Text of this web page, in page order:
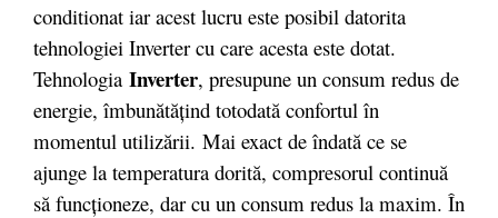
conditionat iar acest lucru este posibil datorita
tehnologiei Inverter cu care acesta este dotat.
Tehnologia Inverter, presupune un consum redus de
energie, îmbunătăţind totodată confortul în
momentul utilizării. Mai exact de îndată ce se
ajunge la temperatura dorită, compresorul continuă
să funcționeze, dar cu un consum redus la maxim. În